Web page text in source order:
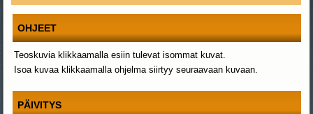
OHJEET
Teoskuvia klikkaamalla esiin tulevat isommat kuvat.
Isoa kuvaa klikkaamalla ohjelma siirtyy seuraavaan kuvaan.
PÄIVITYS